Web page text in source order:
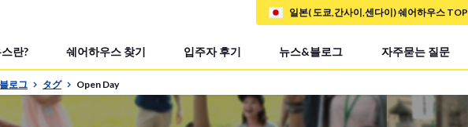
란? 쉐어하우스 찾기 입주자 후기 뉴스&블로그 자주묻는 질문
일본( 도쿄,간사이,센다이) 쉐어하우스 TOP
로그 タグ Open Day